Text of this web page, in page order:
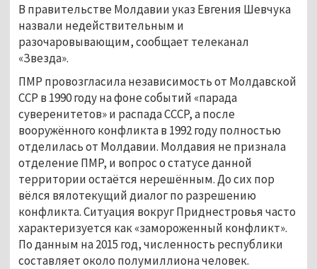
В правительстве Молдавии указ Евгения Шевчука
назвали недействительным и
разочаровывающим, сообщает телеканал
«Звезда».
ПМР провозгласила независимость от Молдавской
ССР в 1990 году на фоне событий «парада
суверенитетов» и распада СССР, а после
вооружённого конфликта в 1992 году полностью
отделилась от Молдавии. Молдавия не признала
отделение ПМР, и вопрос о статусе данной
территории остаётся нерешённым. До сих пор
вёлся вялотекущий диалог по разрешению
конфликта. Ситуация вокруг Приднестровья часто
характеризуется как «замороженный конфликт».
По данным на 2015 год, численность республики
составляет около полумиллиона человек.